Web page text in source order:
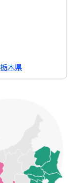
栃木県